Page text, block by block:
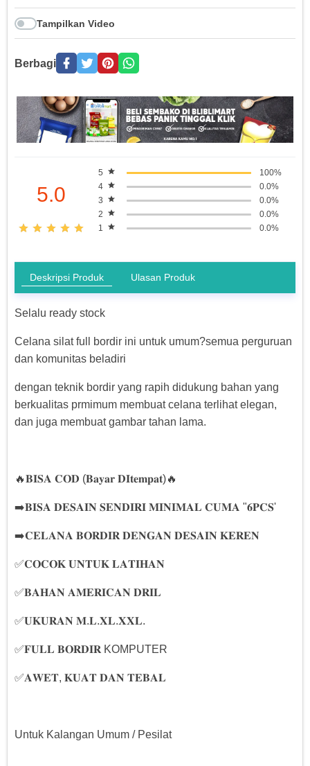
Tampilkan Video
Berbagi
5.0
5
100%
4
0.0%
3
0.0%
2
0.0%
1
0.0%
Deskripsi Produk Ulasan Produk
Selalu ready stock
Celana silat full bordir ini untuk umum?semua perguruan
dan komunitas beladiri
dengan teknik bordir yang rapih didukung bahan yang
berkualitas prmimum membuat celana terlihat elegan,
dan juga membuat gambar tahan lama.
🔥𝐁𝐈𝐒𝐀 𝐂𝐎𝐃 (𝐁𝐚𝐲𝐚𝐫 𝐃𝐈𝐭𝐞𝐦𝐩𝐚𝐭)🔥
➡️𝐁𝐈𝐒𝐀 𝐃𝐄𝐒𝐀𝐈𝐍 𝐒𝐄𝐍𝐃𝐈𝐑𝐈 𝐌𝐈𝐍𝐈𝐌𝐀𝐋 𝐂𝐔𝐌𝐀 "𝟔𝐏𝐂𝐒'
➡️𝐂𝐄𝐋𝐀𝐍𝐀 𝐁𝐎𝐑𝐃𝐈𝐑 𝐃𝐄𝐍𝐆𝐀𝐍 𝐃𝐄𝐒𝐀𝐈𝐍 𝐊𝐄𝐑𝐄𝐍
✅𝐂𝐎𝐂𝐎𝐊 𝐔𝐍𝐓𝐔𝐊 𝐋𝐀𝐓𝐈𝐇𝐀𝐍
✅𝐁𝐀𝐇𝐀𝐍 𝐀𝐌𝐄𝐑𝐈𝐂𝐀𝐍 𝐃𝐑𝐈𝐋
✅𝐔𝐊𝐔𝐑𝐀𝐍 𝐌.𝐋.𝐗𝐋.𝐗𝐗𝐋.
✅𝐅𝐔𝐋𝐋 𝐁𝐎𝐑𝐃𝐈𝐑 KOMPUTER
✅𝐀𝐖𝐄𝐓, 𝐊𝐔𝐀𝐓 𝐃𝐀𝐍 𝐓𝐄𝐁𝐀𝐋
Untuk Kalangan Umum / Pesilat